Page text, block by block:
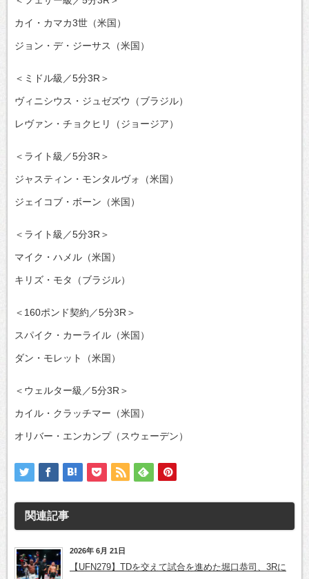
カイ・カマカ3世（米国）
ジョン・デ・ジーサス（米国）
＜ミドル級／5分3R＞
ヴィニシウス・ジュゼズウ（ブラジル）
レヴァン・チョクヒリ（ジョージア）
＜ライト級／5分3R＞
ジャスティン・モンタルヴォ（米国）
ジェイコブ・ボーン（米国）
＜ライト級／5分3R＞
マイク・ハメル（米国）
キリズ・モタ（ブラジル）
＜160ポンド契約／5分3R＞
スパイク・カーライル（米国）
ダン・モレット（米国）
＜ウェルター級／5分3R＞
カイル・クラッチマー（米国）
オリバー・エンカンプ（スウェーデン）
関連記事
2026年 6月 21日
【UFN279】TDを交えて試合を進めた堀口恭司、3Rに